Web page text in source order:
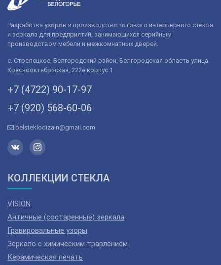
Разработка узоров и производство готового интерьерного стекла
и зеркала для предприятий, занимающихся серийным
производством мебели и межкомнатных дверей.
с. Стрелецкое, Белгородский район, Белгородская область улица
Краснооктябрьская, 222е корпус 1
+7 (4722) 90-­17-­97
+7 (920) 568­-60-06
belsteklodizain@gmail.com
КОЛЛЕКЦИИ СТЕКЛА
VISION
Античные (состаренные) зеркала
Гравировальные узоры
Зеркало с химическим травлением
Керамическая печать